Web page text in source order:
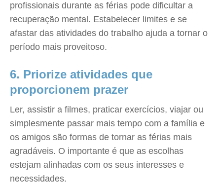
profissionais durante as férias pode dificultar a
recuperação mental. Estabelecer limites e se
afastar das atividades do trabalho ajuda a tornar o
período mais proveitoso.
6. Priorize atividades que
proporcionem prazer
Ler, assistir a filmes, praticar exercícios, viajar ou
simplesmente passar mais tempo com a família e
os amigos são formas de tornar as férias mais
agradáveis. O importante é que as escolhas
estejam alinhadas com os seus interesses e
necessidades.